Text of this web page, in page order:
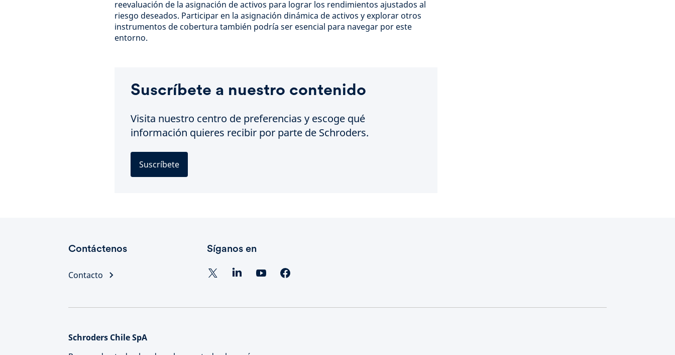
reevaluación de la asignación de activos para lograr los rendimientos ajustados al
riesgo deseados. Participar en la asignación dinámica de activos y explorar otros
instrumentos de cobertura también podría ser esencial para navegar por este
entorno.
Suscríbete a nuestro contenido
Visita nuestro centro de preferencias y escoge qué
información quieres recibir por parte de Schroders.
Suscríbete
Contáctenos
Contacto
Síganos en
Schroders Chile SpA